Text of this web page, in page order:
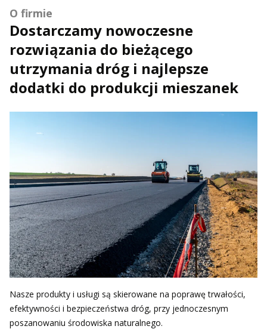
O firmie
Dostarczamy nowoczesne
rozwiązania do bieżącego
utrzymania dróg i najlepsze
dodatki do produkcji mieszanek
Nasze produkty i usługi są skierowane na poprawę trwałości,
efektywności i bezpieczeństwa dróg, przy jednoczesnym
poszanowaniu środowiska naturalnego.